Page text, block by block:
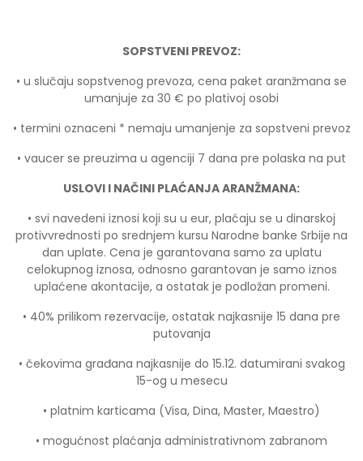
SOPSTVENI PREVOZ:
• u slučaju sopstvenog prevoza, cena paket aranžmana se
umanjuje za 30 € po plativoj osobi
• termini oznaceni * nemaju umanjenje za sopstveni prevoz
• vaucer se preuzima u agenciji 7 dana pre polaska na put
USLOVI I NAČINI PLAĆANJA ARANŽMANA:
• svi navedeni iznosi koji su u eur, plaćaju se u dinarskoj
protivvrednosti po srednjem kursu Narodne banke Srbije na
dan uplate. Cena je garantovana samo za uplatu
celokupnog iznosa, odnosno garantovan je samo iznos
uplaćene akontacije, a ostatak je podložan promeni.
• 40% prilikom rezervacije, ostatak najkasnije 15 dana pre
putovanja
• čekovima građana najkasnije do 15.12. datumirani svakog
15-og u mesecu
• platnim karticama (Visa, Dina, Master, Maestro)
• mogućnost plaćanja administrativnom zabranom